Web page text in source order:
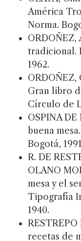
América
Norma.
ORDOÑEZ,
tradicional.
1962.
Gran libro
Círculo de
OSPINA DE
buena
Bogotá,
R. DE
OLANO
mesa y el
Tipografía
1940.
recetas de